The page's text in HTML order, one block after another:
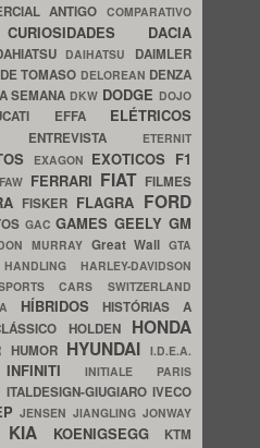
ANTIGOCOMPARATIVO
CURIOSIDADES DACIA
DAIHATSU DAIMLER
DE TOMASO DELOREAN DENZA
SEMANA DKW DODGE DOJO
EFFA ELÉTRICOS
ENTREVISTA ETERNIT
EXAGON EXOTICOS F1
FAW FERRARI FIAT FILMES
FISKER FLAGRA FORD
GACGAMESGEELYGM
MURRAY Great WallGTA
HANDLINGHARLEY-DAVIDSON
CARS SWITZERLAND
HÍBRIDOSHISTÓRIAS A
HOLDEN HONDA
HUMOR HYUNDAI I.D.E.A.
INFINITIINITIALE PARIS
ITALDESIGN-GIUGIAROIVECO
JENSENJIANGLINGJONWAY
KIA KOENIGSEGG KTM